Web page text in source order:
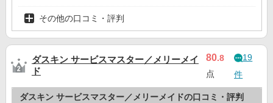
その他の口コミ・評判
ダスキン サービスマスター／メリーメイ
ド
80.8
点
19
件
ダスキン サービスマスター／メリーメイドの口コミ・評判